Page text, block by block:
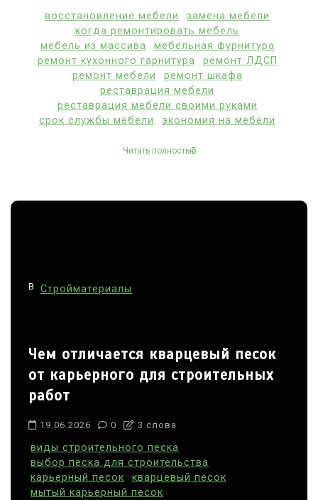
восстановление мебели
замена мебели
когда ремонтировать мебель
мебель из массива
мебельная фурнитура
ремонт кухонного гарнитура
ремонт ЛДСП
ремонт мебели
ремонт шкафа
реставрация мебели
реставрация мебели своими руками
срок службы мебели
экономия на мебели
Читать полностью
В Стройматериалы
Чем отличается кварцевый песок
от карьерного для строительных
работ
19.06.2026 0 3 слова
виды строительного песка
выбор песка для строительства
карьерный песок
кварцевый песок
мытый карьерный песок